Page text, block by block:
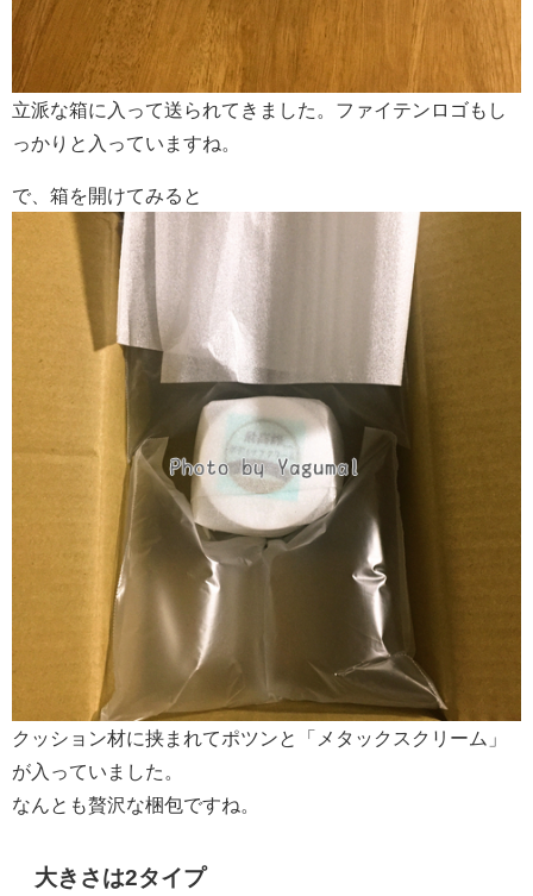
立派な箱に入って送られてきました。ファイテンロゴもし
っかりと入っていますね。
で、箱を開けてみると
クッション材に挟まれてポツンと「メタックスクリーム」
が入っていました。
なんとも贅沢な梱包ですね。
大きさは2タイプ